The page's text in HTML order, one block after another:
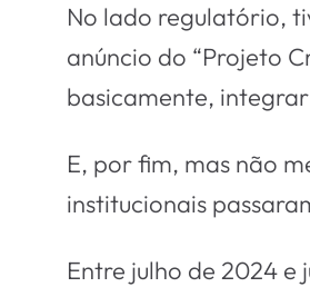
No lado regulatório,
anúncio do “Projeto
basicamente,
E, por fim, mas não
institucionais
Entre julho de 2024 e